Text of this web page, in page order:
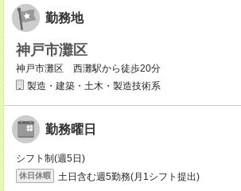
勤務地
神戸市灘区
神戸市灘区 西灘駅から徒歩20分
製造・建築・土木・製造技術系
勤務曜日
シフト制(週5日)
休日休暇 土日含む週5勤務(月1シフト提出)